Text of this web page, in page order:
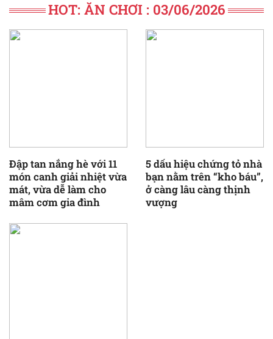
HOT: ĂN CHƠI : 03/06/2026
Đập tan nắng hè với 11
món canh giải nhiệt vừa
mát, vừa dễ làm cho
mâm cơm gia đình
5 dấu hiệu chứng tỏ nhà
bạn nằm trên “kho báu”,
ở càng lâu càng thịnh
vượng